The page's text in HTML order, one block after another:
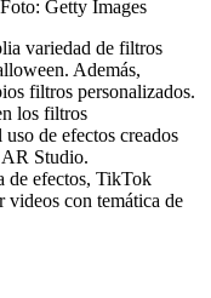
Foto: Getty Images
variedad de filtros
Además,
filtros personalizados.
los filtros
de efectos creados
AR Studio.
de efectos, TikTok
videos con temática de